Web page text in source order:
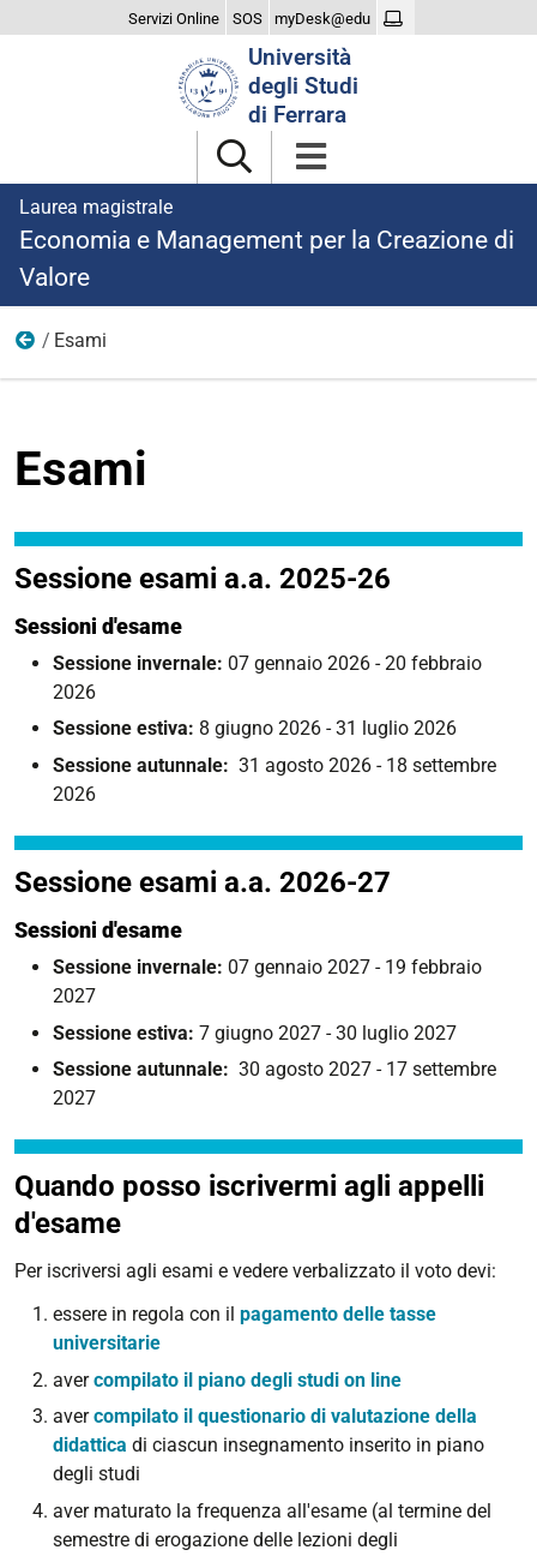
Servizi Online SOS myDesk@edu
Università
degli Studi
di Ferrara
Laurea magistrale
Economia e Management per la Creazione di
Valore
Didattica
Esami
Esami
Sessione esami a.a. 2025-26
Sessioni d'esame
Sessione invernale: 07 gennaio 2026 - 20 febbraio
2026
Sessione estiva: 8 giugno 2026 - 31 luglio 2026
Sessione autunnale: 31 agosto 2026 - 18 settembre
2026
Sessione esami a.a. 2026-27
Sessioni d'esame
Sessione invernale: 07 gennaio 2027 - 19 febbraio
2027
Sessione estiva: 7 giugno 2027 - 30 luglio 2027
Sessione autunnale: 30 agosto 2027 - 17 settembre
2027
Quando posso iscrivermi agli appelli
d'esame
Per iscriversi agli esami e vedere verbalizzato il voto devi:
essere in regola con il pagamento delle tasse
universitarie
aver compilato il piano degli studi on line
aver compilato il questionario di valutazione della
didattica di ciascun insegnamento inserito in piano
degli studi
aver maturato la frequenza all'esame (al termine del
semestre di erogazione delle lezioni degli